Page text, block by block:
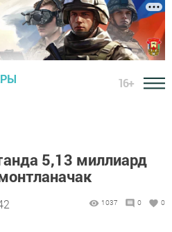
16+
5,13 миллиард
1037 0 0